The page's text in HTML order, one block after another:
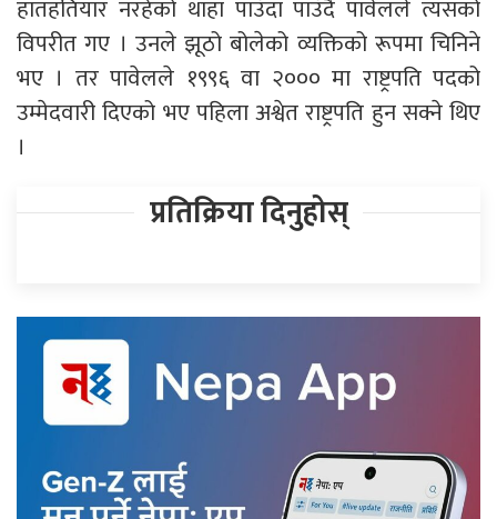
हातहतियार नरहेको थाहा पाउँदा पाउँदै पावेलले त्यसको
विपरीत गए । उनले झूठो बोलेको व्यक्तिको रूपमा चिनिने
भए । तर पावेलले १९९६ वा २००० मा राष्ट्रपति पदको
उम्मेदवारी दिएको भए पहिला अश्वेत राष्ट्रपति हुन सक्ने थिए
।
प्रतिक्रिया दिनुहोस्